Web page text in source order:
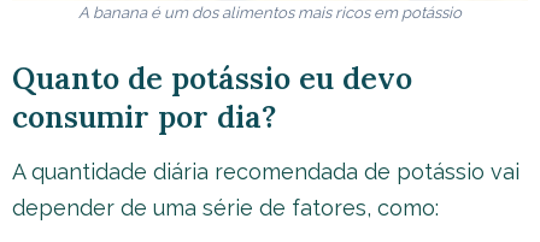
A banana é um dos alimentos mais ricos em potássio
Quanto de potássio eu devo
consumir por dia?
A quantidade diária recomendada de potássio vai
depender de uma série de fatores, como: